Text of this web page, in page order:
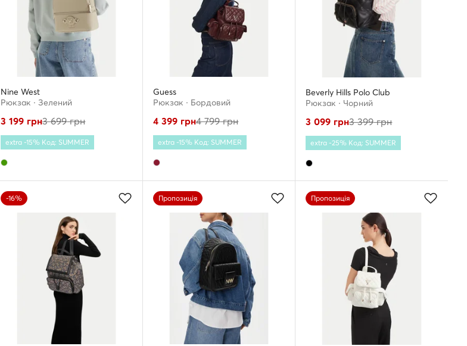
Nine West
Рюкзак · Зелений
3 199 грн3 699грн
extra -15% Код: SUMMER
Guess
Рюкзак · Бордовий
4 399 грн4 799грн
extra -15% Код: SUMMER
Beverly Hills Polo Club
Рюкзак · Чорний
3 099 грн3 399грн
extra -25% Код: SUMMER
-16% Пропозиція Пропозиція